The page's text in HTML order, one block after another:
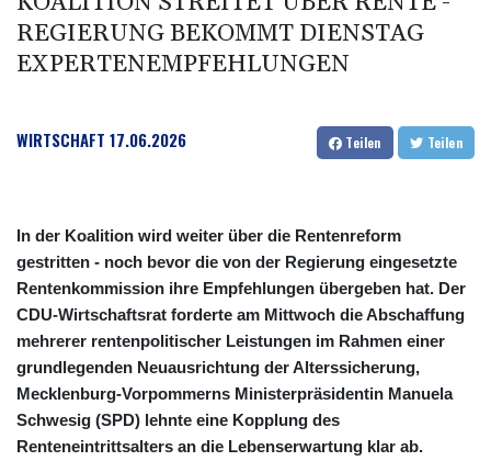
REGIERUNG BEKOMMT DIENSTAG
EXPERTENEMPFEHLUNGEN
WIRTSCHAFT 17.06.2026 Teilen Teilen
In der Koalition wird weiter über die Rentenreform
gestritten - noch bevor die von der Regierung eingesetzte
Rentenkommission ihre Empfehlungen übergeben hat. Der
CDU-Wirtschaftsrat forderte am Mittwoch die Abschaffung
mehrerer rentenpolitischer Leistungen im Rahmen einer
grundlegenden Neuausrichtung der Alterssicherung,
Mecklenburg-Vorpommerns Ministerpräsidentin Manuela
Schwesig (SPD) lehnte eine Kopplung des
Renteneintrittsalters an die Lebenserwartung klar ab.